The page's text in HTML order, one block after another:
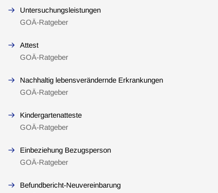
Untersuchungsleistungen
GOÄ-Ratgeber
Attest
GOÄ-Ratgeber
Nachhaltig lebensverändernde Erkrankungen
GOÄ-Ratgeber
Kindergartenatteste
GOÄ-Ratgeber
Einbeziehung Bezugsperson
GOÄ-Ratgeber
Befundbericht-Neuvereinbarung